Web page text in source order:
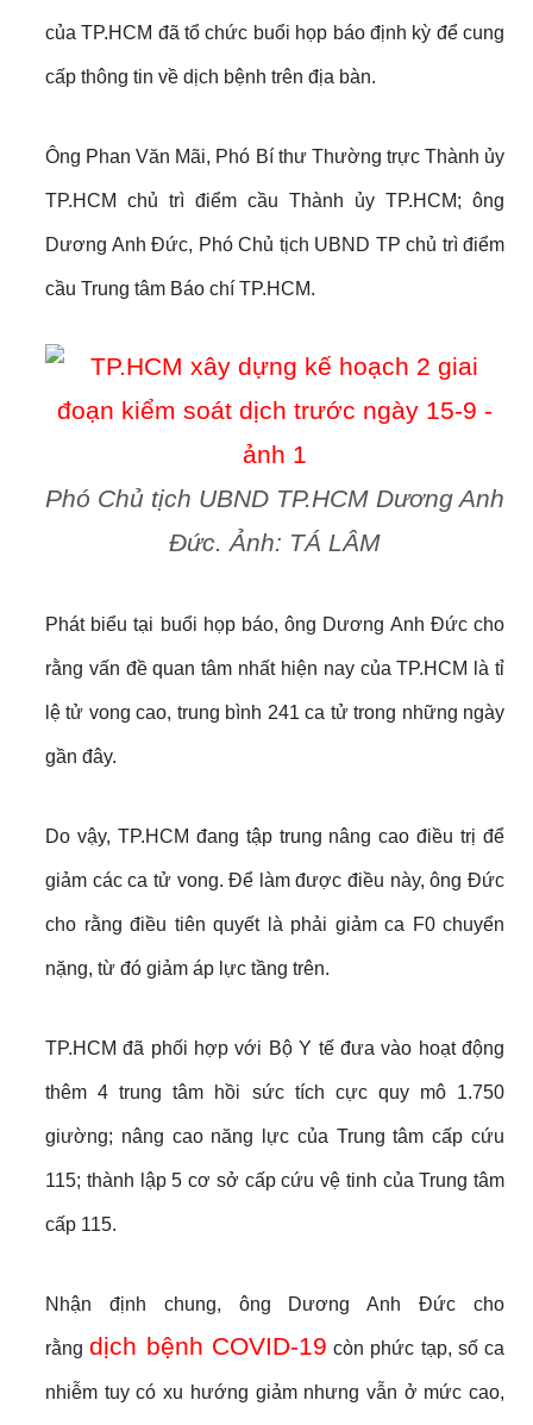
của TP.HCM đã tổ chức buổi họp báo định kỳ để cung
cấp thông tin về dịch bệnh trên địa bàn.
Ông Phan Văn Mãi, Phó Bí thư Thường trực Thành ủy
TP.HCM chủ trì điểm cầu Thành ủy TP.HCM; ông
Dương Anh Đức, Phó Chủ tịch UBND TP chủ trì điểm
cầu Trung tâm Báo chí TP.HCM.
Phó Chủ tịch UBND TP.HCM Dương Anh
Đức. Ảnh: TÁ LÂM
Phát biểu tại buổi họp báo, ông Dương Anh Đức cho
rằng vấn đề quan tâm nhất hiện nay của TP.HCM là tỉ
lệ tử vong cao, trung bình 241 ca tử trong những ngày
gần đây.
Do vậy, TP.HCM đang tập trung nâng cao điều trị để
giảm các ca tử vong. Để làm được điều này, ông Đức
cho rằng điều tiên quyết là phải giảm ca F0 chuyển
nặng, từ đó giảm áp lực tầng trên.
TP.HCM đã phối hợp với Bộ Y tế đưa vào hoạt động
thêm 4 trung tâm hồi sức tích cực quy mô 1.750
giường; nâng cao năng lực của Trung tâm cấp cứu
115; thành lập 5 cơ sở cấp cứu vệ tinh của Trung tâm
cấp 115.
Nhận định chung, ông Dương Anh Đức cho
rằngdịch bệnh COVID-19 còn phức tạp, số ca
nhiễm tuy có xu hướng giảm nhưng vẫn ở mức cao,